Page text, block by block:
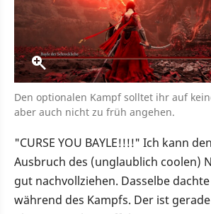
Den optionalen Kampf solltet ihr auf
aber auch nicht zu früh angehen.
"CURSE YOU BAYLE!!!!" Ich kann
Ausbruch des (unglaublich coolen)
gut nachvollziehen. Dasselbe
während des Kampfs. Der ist